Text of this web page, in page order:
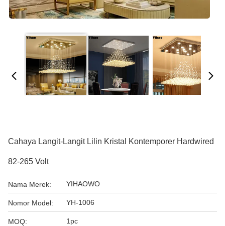
Cahaya Langit-Langit Lilin Kristal Kontemporer Hardwired
82-265 Volt
Nama Merek: YIHAOWO
Nomor Model: YH-1006
MOQ: 1pc